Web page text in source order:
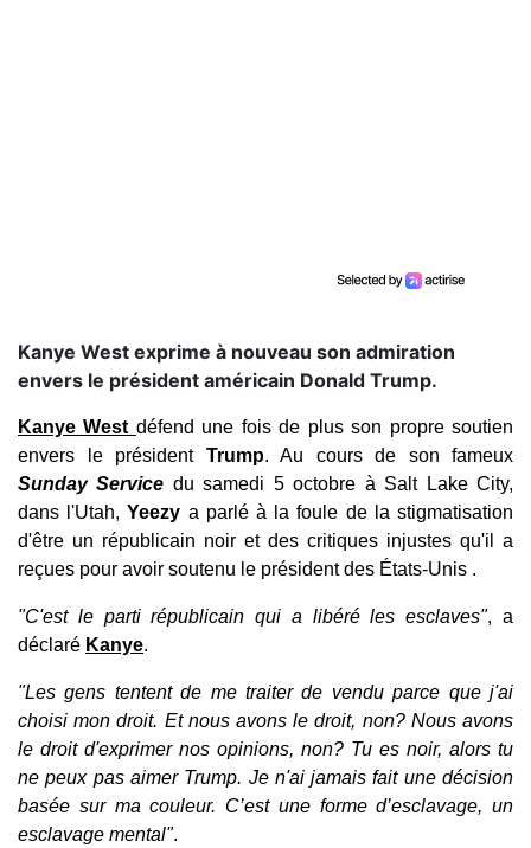
Kanye West exprime à nouveau son admiration
envers le président américain Donald Trump.
Kanye West défend une fois de plus son propre soutien
envers le président Trump. Au cours de son fameux
Sunday Service du samedi 5 octobre à Salt Lake City,
dans l'Utah,Yeezy a parlé à la foule de la stigmatisation
d'être un républicain noir et des critiques injustes qu'il a
reçues pour avoir soutenu le président des États-Unis .
"C'est le parti républicain qui a libéré les esclaves", a
déclaré Kanye.
"Les gens tentent de me traiter de vendu parce que j'ai
choisi mon droit. Et nous avons le droit, non? Nous avons
le droit d'exprimer nos opinions, non? Tu es noir, alors tu
ne peux pas aimer Trump. Je n'ai jamais fait une décision
basée sur ma couleur. C’est une forme d’esclavage, un
esclavage mental".